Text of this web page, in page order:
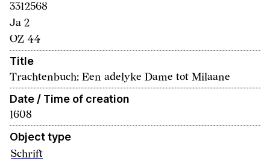
3312568
Ja 2
OZ 44
Title
Trachtenbuch: Een adelyke Dame tot Milaane
Date / Time of creation
1608
Object type
Schrift